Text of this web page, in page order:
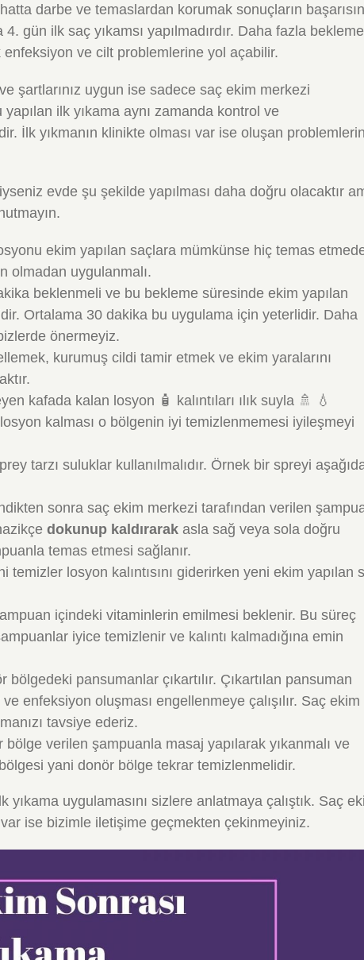
darbe ve temaslardan korumak sonuçların
gün ilk saç yıkamsı yapılmadırdır. Daha fazla
ve cilt problemlerine yol açabilir.
şartlarınız uygun ise sadece saç ekim merkezi
ilk yıkama aynı zamanda kontrol ve
İlk yıkmanın klinikte olması var ise oluşan
evde şu şekilde yapılması daha doğru olacaktır
ekim yapılan saçlara mümkünse hiç temas
olmadan uygulanmalı.
beklenmeli ve bu bekleme süresinde ekim yapılan
Ortalama 30 dakika bu uygulama için yeterlidir. Daha
önermeyiz.
kurumuş cildi tamir etmek ve ekim yaralarını
kafada kalan losyon 🧴 kalıntıları ılık suyla 🚿 💧
kalması o bölgenin iyi temizlenmemesi iyileşmeyi
tarzı suluklar kullanılmalıdır. Örnek bir spreyi
sonra saç ekim merkezi tarafından verilen
dokunup kaldırarak asla sağ veya sola doğru
temas etmesi sağlanır.
losyon kalıntısını giderirken yeni ekim yapılan
içindeki vitaminlerin emilmesi beklenir. Bu süreç
iyice temizlenir ve kalıntı kalmadığına emin
bölgedeki pansumanlar çıkartılır. Çıkartılan pansuman
enfeksiyon oluşması engellenmeye çalışılır. Saç ekim
tavsiye ederiz.
verilen şampuanla masaj yapılarak yıkanmalı ve
yani donör bölge tekrar temizlenmelidir.
yıkama uygulamasını sizlere anlatmaya çalıştık. Saç
ise bizimle iletişime geçmekten çekinmeyiniz.